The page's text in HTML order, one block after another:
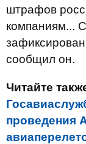
штрафов
компаниям...
сообщил он.
Читайте
проведения